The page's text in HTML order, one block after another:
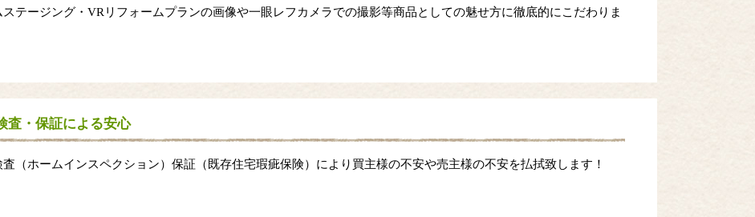
ステージング・VRリフォームプランの画像や一眼レフカメラでの撮影等商品としての魅せ方に徹底的にこだわりま
査・保証による安心
査（ホームインスペクション）保証（既存住宅瑕疵保険）により買主様の不安や売主様の不安を払拭致します！